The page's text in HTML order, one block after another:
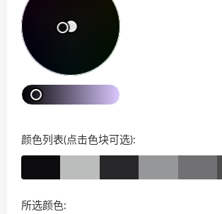
颜色列表(点击色块可选):
所选颜色: